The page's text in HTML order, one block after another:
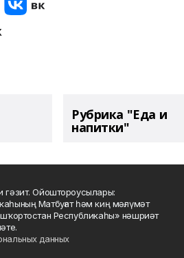
Рубрика "Еда и
напитки"
Ойоштороусылары:
Матбуғат һәм киң мәғлүмәт
Республикаһы» нәшриәт
данных